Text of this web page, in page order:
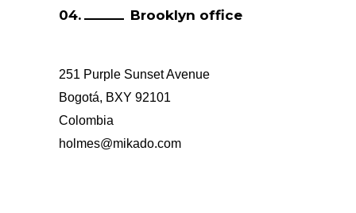
Brooklyn office
251 Purple Sunset Avenue
Bogotá, BXY 92101
Colombia
holmes@mikado.com